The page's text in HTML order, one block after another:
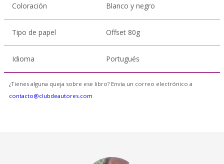
Coloración Blanco y negro
Tipo de papel Offset 80g
Idioma Portugués
¿Tienes alguna queja sobre ese libro? Envía un correo electrónico a
contacto@clubdeautores.com